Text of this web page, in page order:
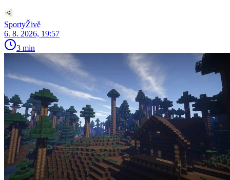
SportyŽivě
6. 8. 2026, 19:57
3 min